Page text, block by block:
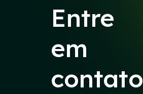
Entre
em
contato